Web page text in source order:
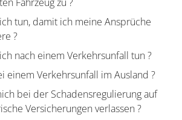
tun, damit ich meine Ansprüche
?
nach einem Verkehrsunfall tun ?
einem Verkehrsunfall im Ausland ?
bei der Schadensregulierung auf
Versicherungen verlassen ?